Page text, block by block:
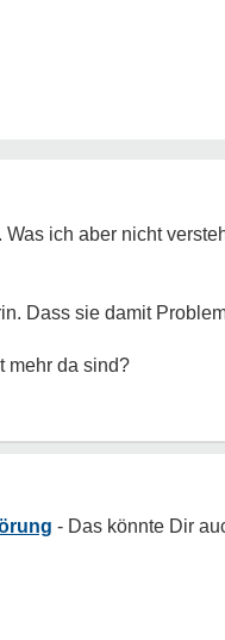
ich aber nicht
Dass sie damit
mehr da sind?